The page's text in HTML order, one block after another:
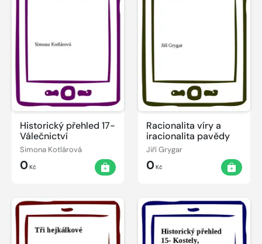
Historický přehled 17-
Válečnictví
Simona Kotlárová
0Kč
Racionalita víry a
iracionalita pavědy
Jiří Grygar
0Kč